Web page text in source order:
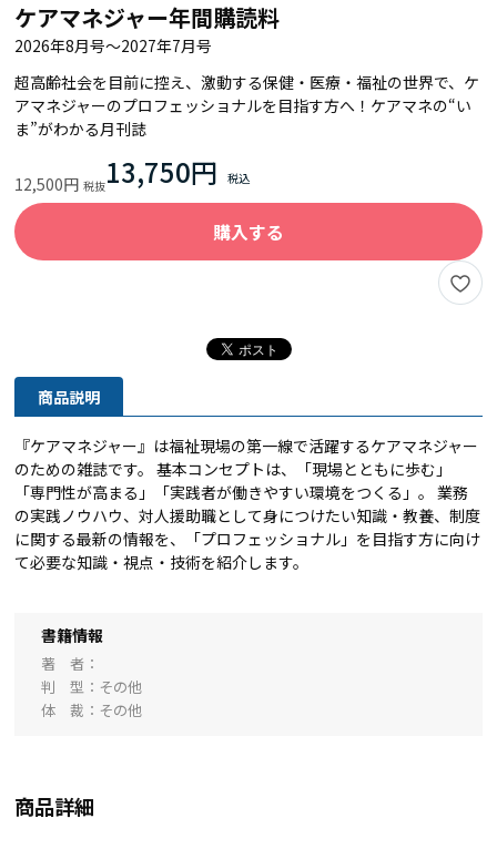
ケアマネジャー年間購読料
2026年8月号～2027年7月号
超高齢社会を目前に控え、激動する保健・医療・福祉の世界で、ケ
アマネジャーのプロフェッショナルを目指す方へ！ケアマネの“い
ま”がわかる月刊誌
12,500円 13,750円
購入する
商品説明
『ケアマネジャー』は福祉現場の第一線で活躍するケアマネジャー
のための雑誌です。 基本コンセプトは、「現場とともに歩む」
「専門性が高まる」「実践者が働きやすい環境をつくる」。 業務
の実践ノウハウ、対人援助職として身につけたい知識・教養、制度
に関する最新の情報を、「プロフェッショナル」を目指す方に向け
て必要な知識・視点・技術を紹介します。
書籍情報
著 者
判 型
その他
体 裁
その他
商品詳細